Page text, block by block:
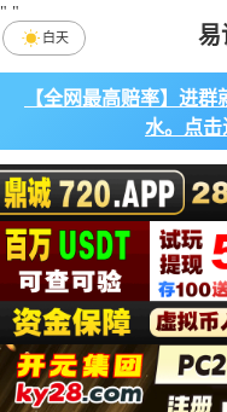
易
白天
" "